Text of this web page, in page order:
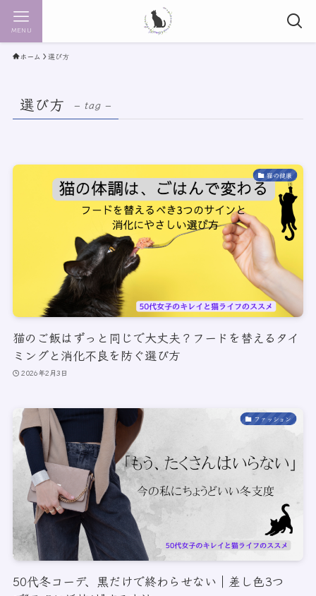
MENU
ホーム 選び方
選び方 – tag –
猫の健康
猫のご飯はずっと同じで大丈夫？フードを替えるタイ
ミングと消化不良を防ぐ選び方
2026年2月3日
ファッション
50代冬コーデ、黒だけで終わらせない｜差し色3つ